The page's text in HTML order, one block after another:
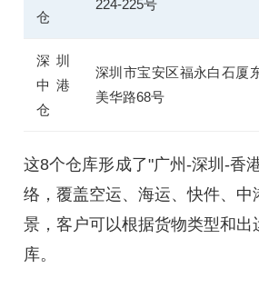
仓
224-225号
深圳
中港
仓
深圳市宝安区福永白石厦
美华路68号
这8个仓库形成了"广州-深圳-香
络，覆盖空运、海运、快件、中
景，客户可以根据货物类型和出
库。